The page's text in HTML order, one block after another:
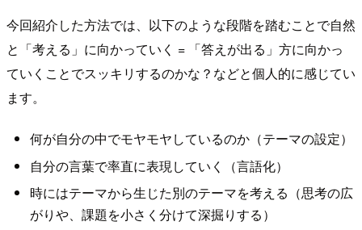
今回紹介した方法では、以下のような段階を踏むことで自然
と「考える」に向かっていく = 「答えが出る」方に向かっ
ていくことでスッキリするのかな？などと個人的に感じてい
ます。
何が自分の中でモヤモヤしているのか（テーマの設定）
自分の言葉で率直に表現していく（言語化）
時にはテーマから生じた別のテーマを考える（思考の広
がりや、課題を小さく分けて深掘りする）